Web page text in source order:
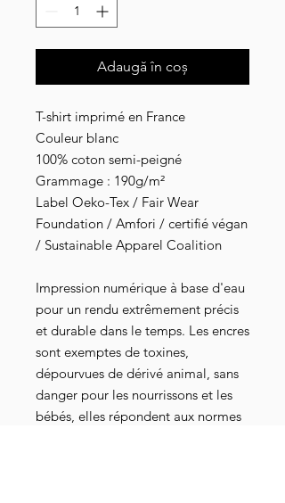
Adaugă în coș
T-shirt imprimé en France
Couleur blanc
100% coton semi-peigné
Grammage : 190g/m²
Label Oeko-Tex / Fair Wear
Foundation / Amfori / certifié végan
/ Sustainable Apparel Coalition
Impression numérique à base d'eau
pour un rendu extrêmement précis
et durable dans le temps. Les encres
sont exemptes de toxines,
dépourvues de dérivé animal, sans
danger pour les nourrissons et les
bébés, elles répondent aux normes